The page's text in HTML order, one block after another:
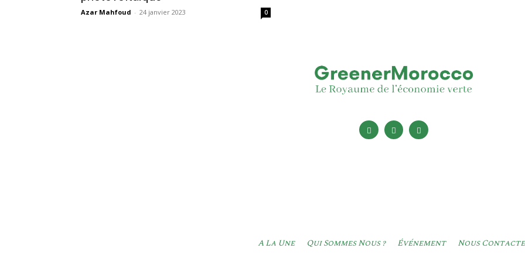
Azar Mahfoud - 24 janvier 2023 0
A La Une Qui Sommes Nous ? Événement Nous